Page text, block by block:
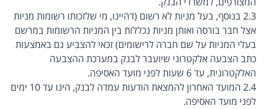
2.3 בנוסף, בעל מניות לא רשום (דהיינו, מי שלזכותו רשומות מניות
אצל חבר בורסה ואותן מניות נכללות בין המניות הרשומות במרשם
בעלי המניות על שם חברה לרישומים) זכאי להצביע גם באמצעות
כתב הצבעה אלקטרוני שיועבר לבנק במערכת ההצבעה
האלקטרונית, עד 6 שעות לפני מועד האסיפה.
2.4 המועד האחרון להמצאת הודעות עמדה לבנק, הינו עד 10 ימים
לפני מועד האסיפה.